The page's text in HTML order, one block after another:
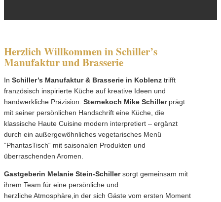
Herzlich Willkommen in Schiller’s
Manufaktur und Brasserie
In Schiller’s Manufaktur & Brasserie in Koblenz trifft
französisch inspirierte Küche auf kreative Ideen und
handwerkliche Präzision. Sternekoch Mike Schillerprägt
mit seiner persönlichen Handschrift eine Küche, die
klassische Haute Cuisine modern interpretiert – ergänzt
durch ein außergewöhnliches vegetarisches Menü
”PhantasTisch“ mit saisonalen Produkten und
überraschenden Aromen.
Gastgeberin Melanie Stein-Schillersorgt gemeinsam mit
ihrem Team für eine persönliche und
herzliche Atmosphäre,in der sich Gäste vom ersten Moment